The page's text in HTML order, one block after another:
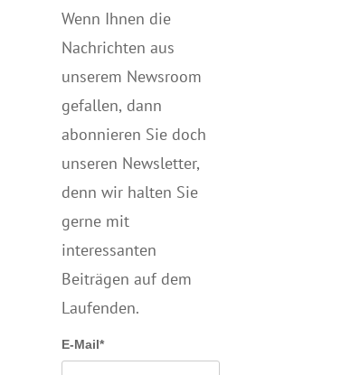
Wenn Ihnen die
Nachrichten aus
unserem Newsroom
gefallen, dann
abonnieren Sie doch
unseren Newsletter,
denn wir halten Sie
gerne mit
interessanten
Beiträgen auf dem
Laufenden.
E-Mail*